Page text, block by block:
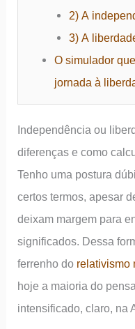
2) A
3) A
O simulador
jornada à
Independência ou
diferenças e como
Tenho uma postura
certos termos, apesar
deixam margem para
significados. Dessa
ferrenho do relativismo
hoje a maioria do
intensificado, claro, na